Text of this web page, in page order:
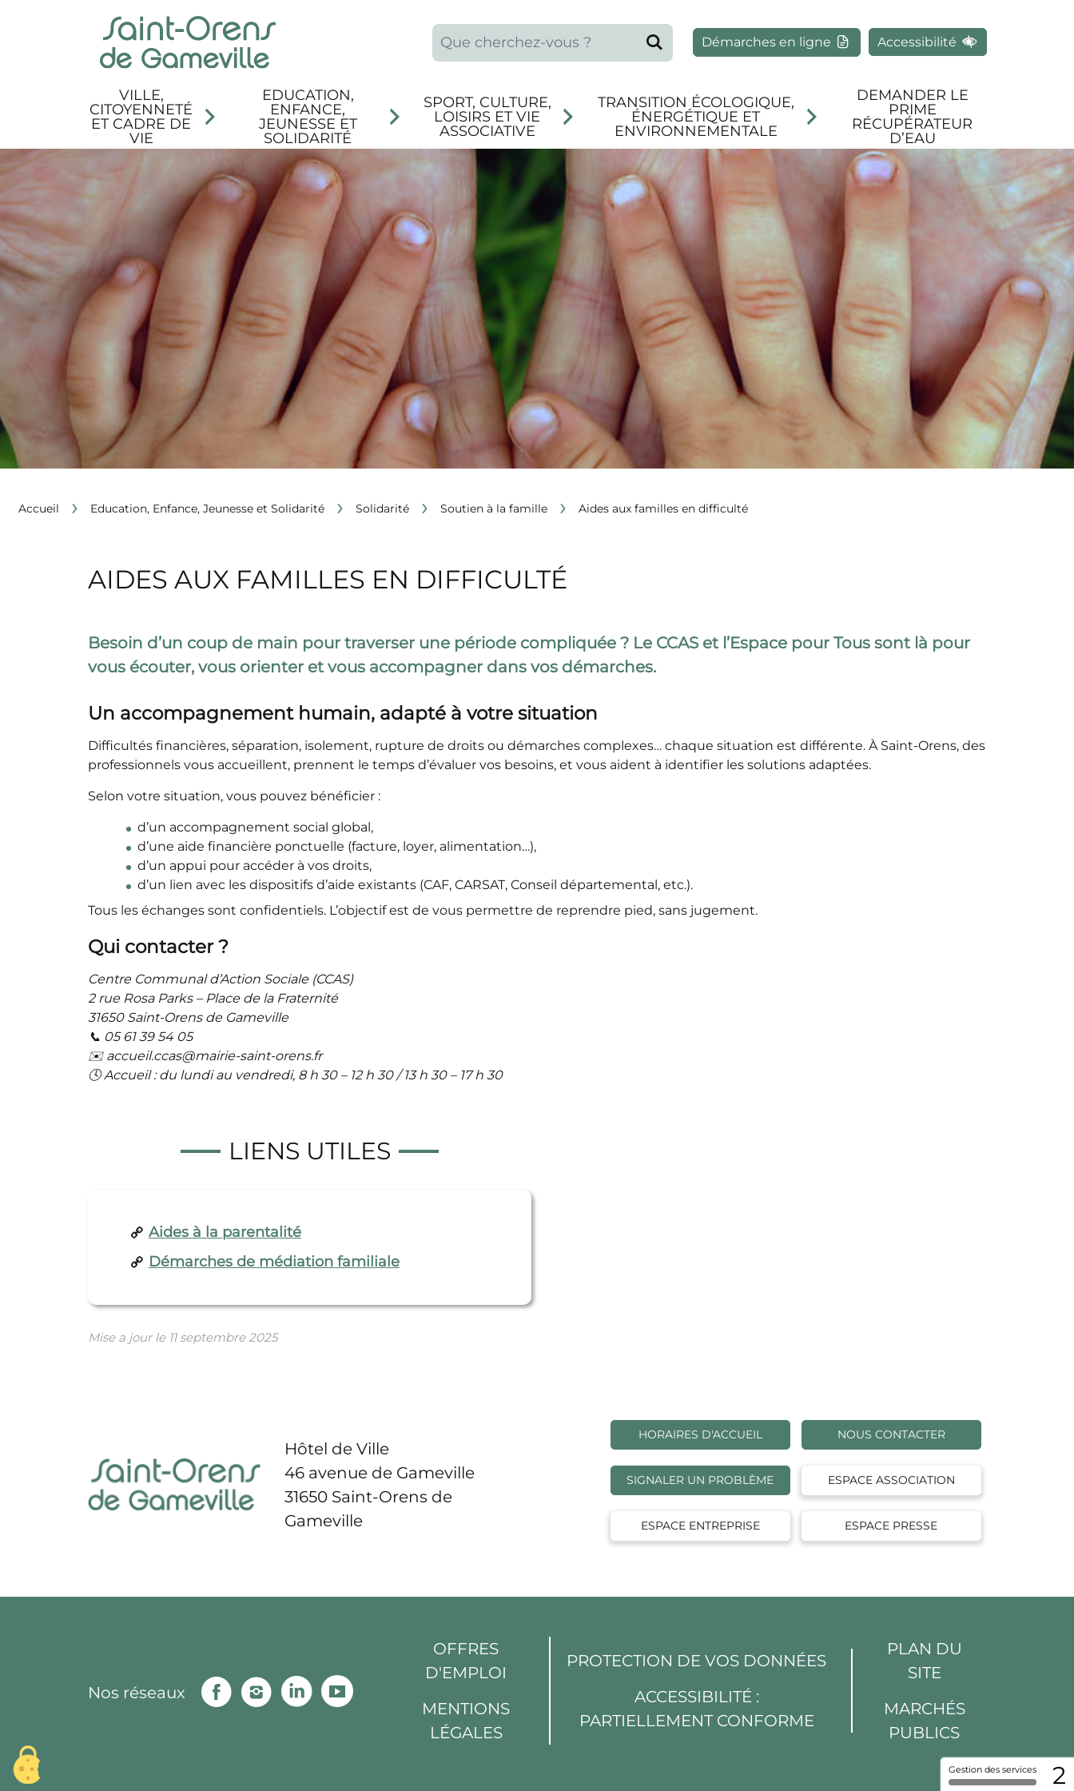
Gestion des services 2
Que recherchez-vous ?
Rechercher
Démarches en ligne Accessibilité
VILLE,
CITOYENNETÉ
ET CADRE DE
VIE
EDUCATION,
ENFANCE,
JEUNESSE ET
SOLIDARITÉ
SPORT, CULTURE,
LOISIRS ET VIE
ASSOCIATIVE
TRANSITION ÉCOLOGIQUE,
ÉNERGÉTIQUE ET
ENVIRONNEMENTALE
DEMANDER LE
PRIME
RÉCUPÉRATEUR
D’EAU
Accueil › Education, Enfance, Jeunesse et Solidarité › Solidarité › Soutien à la famille › Aides aux familles en difficulté
AIDES AUX FAMILLES EN DIFFICULTÉ
Besoin d’un coup de main pour traverser une période compliquée ? Le CCAS et l’Espace pour Tous sont là pour
vous écouter, vous orienter et vous accompagner dans vos démarches.
Un accompagnement humain, adapté à votre situation
Difficultés financières, séparation, isolement, rupture de droits ou démarches complexes… chaque situation est différente. À Saint-Orens, des
professionnels vous accueillent, prennent le temps d’évaluer vos besoins, et vous aident à identifier les solutions adaptées.
Selon votre situation, vous pouvez bénéficier :
d’un accompagnement social global,
d’une aide financière ponctuelle (facture, loyer, alimentation…),
d’un appui pour accéder à vos droits,
d’un lien avec les dispositifs d’aide existants (CAF, CARSAT, Conseil départemental, etc.).
Tous les échanges sont confidentiels. L’objectif est de vous permettre de reprendre pied, sans jugement.
Qui contacter ?
Centre Communal d’Action Sociale (CCAS)
2 rue Rosa Parks – Place de la Fraternité
31650 Saint-Orens de Gameville
📞 05 61 39 54 05
✉️ accueil.ccas@mairie-saint-orens.fr
🕓 Accueil : du lundi au vendredi, 8 h 30 – 12 h 30 / 13 h 30 – 17 h 30
LIENS UTILES
Aides à la parentalité
Démarches de médiation familiale
Mise a jour le 11 septembre 2025
Hôtel de Ville
46 avenue de Gameville
31650 Saint-Orens de
Gameville
HORAIRES D'ACCUEIL NOUS CONTACTER
SIGNALER UN PROBLÈME ESPACE ASSOCIATION
ESPACE ENTREPRISE ESPACE PRESSE
Nos réseaux
FacebookInstagramLinkedin
OFFRES
D'EMPLOI
MENTIONS
LÉGALES
PROTECTION DE VOS DONNÉES
ACCESSIBILITÉ :
PARTIELLEMENT CONFORME
PLAN DU
SITE
MARCHÉS
PUBLICS